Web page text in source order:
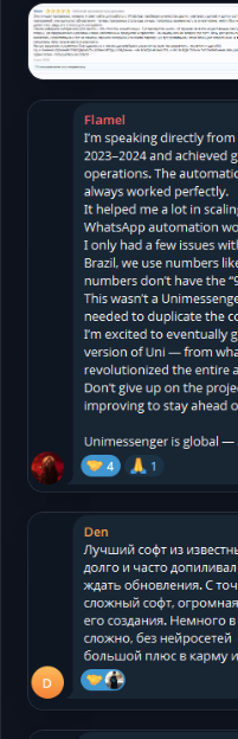
Форумы Открыть
Telegram Открыть
Telegram Открыть